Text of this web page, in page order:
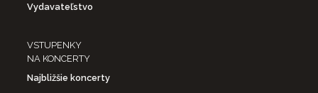
Vydavateľstvo
VSTUPENKY
NA KONCERTY
Najbližšie koncerty